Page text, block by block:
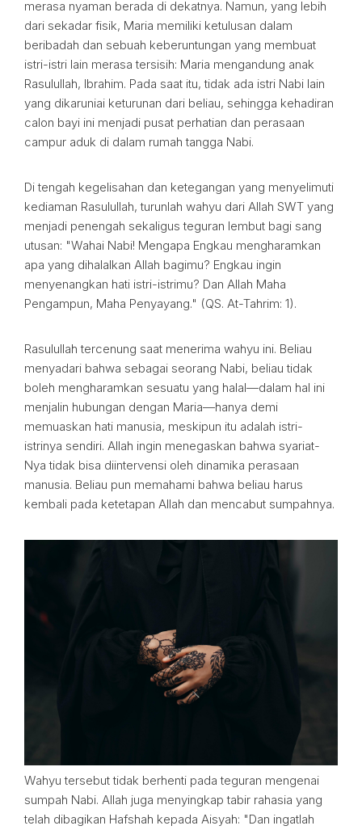
merasa nyaman berada di dekatnya. Namun, yang lebih
dari sekadar fisik, Maria memiliki ketulusan dalam
beribadah dan sebuah keberuntungan yang membuat
istri-istri lain merasa tersisih: Maria mengandung anak
Rasulullah, Ibrahim. Pada saat itu, tidak ada istri Nabi lain
yang dikaruniai keturunan dari beliau, sehingga kehadiran
calon bayi ini menjadi pusat perhatian dan perasaan
campur aduk di dalam rumah tangga Nabi.
Di tengah kegelisahan dan ketegangan yang menyelimuti
kediaman Rasulullah, turunlah wahyu dari Allah SWT yang
menjadi penengah sekaligus teguran lembut bagi sang
utusan: "Wahai Nabi! Mengapa Engkau mengharamkan
apa yang dihalalkan Allah bagimu? Engkau ingin
menyenangkan hati istri-istrimu? Dan Allah Maha
Pengampun, Maha Penyayang." (QS. At-Tahrim: 1).
Rasulullah tercenung saat menerima wahyu ini. Beliau
menyadari bahwa sebagai seorang Nabi, beliau tidak
boleh mengharamkan sesuatu yang halal—dalam hal ini
menjalin hubungan dengan Maria—hanya demi
memuaskan hati manusia, meskipun itu adalah istri-
istrinya sendiri. Allah ingin menegaskan bahwa syariat-
Nya tidak bisa diintervensi oleh dinamika perasaan
manusia. Beliau pun memahami bahwa beliau harus
kembali pada ketetapan Allah dan mencabut sumpahnya.
Wahyu tersebut tidak berhenti pada teguran mengenai
sumpah Nabi. Allah juga menyingkap tabir rahasia yang
telah dibagikan Hafshah kepada Aisyah: "Dan ingatlah